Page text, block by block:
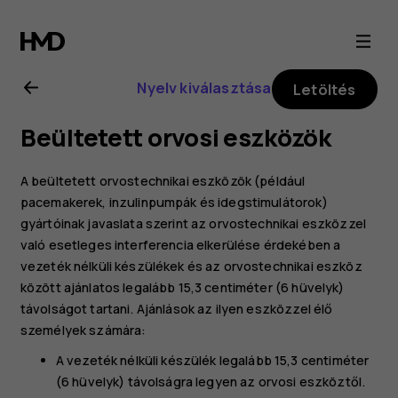
Nokia
2.1
felhasználói
kézikönyv
Nyelv kiválasztása Letöltés
Beültetett orvosi eszközök
A beültetett orvostechnikai eszközök (például
pacemakerek, inzulinpumpák és idegstimulátorok)
gyártóinak javaslata szerint az orvostechnikai eszközzel
való esetleges interferencia elkerülése érdekében a
vezeték nélküli készülékek és az orvostechnikai eszköz
között ajánlatos legalább 15,3 centiméter (6 hüvelyk)
távolságot tartani. Ajánlások az ilyen eszközzel élő
személyek számára:
A vezeték nélküli készülék legalább 15,3 centiméter
(6 hüvelyk) távolságra legyen az orvosi eszköztől.